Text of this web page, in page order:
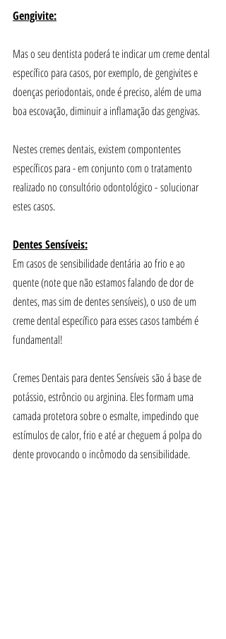
Gengivite:
Mas o seu dentista poderá te indicar um creme dental
específico para casos, por exemplo, de gengivites e
doenças periodontais, onde é preciso, além de uma
boa escovação, diminuir a inflamação das gengivas.
Nestes cremes dentais, existem compontentes
específicos para - em conjunto com o tratamento
realizado no consultório odontológico - solucionar
estes casos.
Dentes Sensíveis:
Em casos de sensibilidade dentária ao frio e ao
quente (note que não estamos falando de dor de
dentes, mas sim de dentes sensíveis), o uso de um
creme dental específico para esses casos também é
fundamental!
Cremes Dentais para dentes Sensíveis são á base de
potássio, estrôncio ou arginina. Eles formam uma
camada protetora sobre o esmalte, impedindo que
estímulos de calor, frio e até ar cheguem á polpa do
dente provocando o incômodo da sensibilidade.